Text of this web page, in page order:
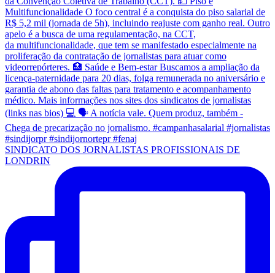
SINDICATO DOS JORNALISTAS PROFISSIONAIS DE
LONDRIN